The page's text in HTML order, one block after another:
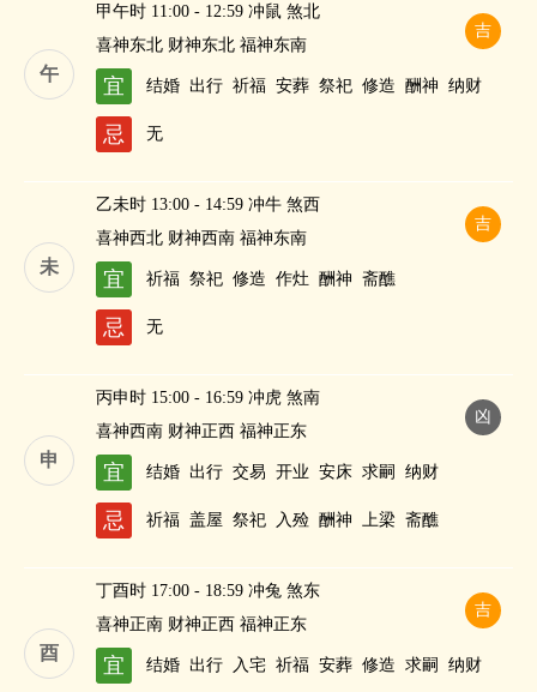
午
吉
甲午时 11:00 - 12:59 冲鼠 煞北
喜神东北 财神东北 福神东南
宜 结婚 出行 祈福 安葬 祭祀 修造 酬神 纳财
忌 无
未
吉
乙未时 13:00 - 14:59 冲牛 煞西
喜神西北 财神西南 福神东南
宜 祈福 祭祀 修造 作灶 酬神 斋醮
忌 无
申
凶
丙申时 15:00 - 16:59 冲虎 煞南
喜神西南 财神正西 福神正东
宜 结婚 出行 交易 开业 安床 求嗣 纳财
忌 祈福 盖屋 祭祀 入殓 酬神 上梁 斋醮
酉
吉
丁酉时 17:00 - 18:59 冲兔 煞东
喜神正南 财神正西 福神正东
宜 结婚 出行 入宅 祈福 安葬 修造 求嗣 纳财